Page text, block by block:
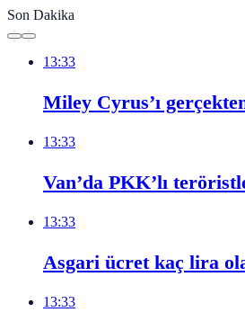
Son Dakika
13:33
Miley Cyrus’ı
13:33
Van’da PKK’lı
13:33
Asgari ücret kaç lira
13:33